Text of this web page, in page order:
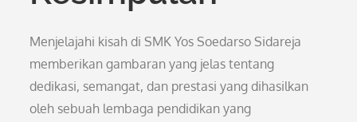
Menjelajahi kisah di SMK Yos Soedarso Sidareja
memberikan gambaran yang jelas tentang
dedikasi, semangat, dan prestasi yang dihasilkan
oleh sebuah lembaga pendidikan yang